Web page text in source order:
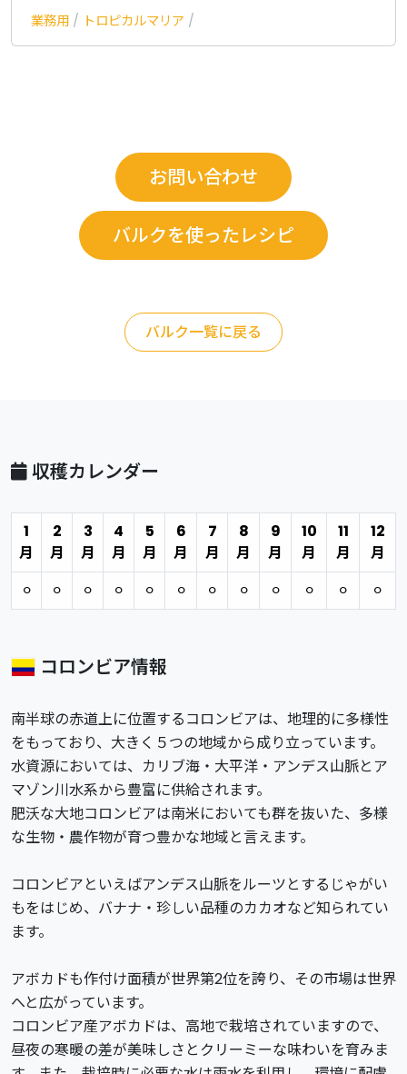
業務用 / トロピカルマリア /
お問い合わせ
バルクを使ったレシピ
バルク一覧に戻る
収穫カレンダー
1
月
2
月
3
月
4
月
5
月
6
月
7
月
8
月
9
月
10
月
11
月
12
月
⚪︎
⚪︎ ⚪︎ ⚪︎ ⚪︎ ⚪︎ ⚪︎ ⚪︎ ⚪︎ ⚪︎ ⚪︎ ⚪︎
コロンビア情報
南半球の赤道上に位置するコロンビアは、地理的に多様性
をもっており、大きく５つの地域から成り立っています。
水資源においては、カリブ海・大平洋・アンデス山脈とア
マゾン川水系から豊富に供給されます。
肥沃な大地コロンビアは南米においても群を抜いた、多様
な生物・農作物が育つ豊かな地域と言えます。
コロンビアといえばアンデス山脈をルーツとするじゃがい
もをはじめ、バナナ・珍しい品種のカカオなど知られてい
ます。
アボカドも作付け面積が世界第2位を誇り、その市場は世界
へと広がっています。
コロンビア産アボカドは、高地で栽培されていますので、
昼夜の寒暖の差が美味しさとクリーミーな味わいを育みま